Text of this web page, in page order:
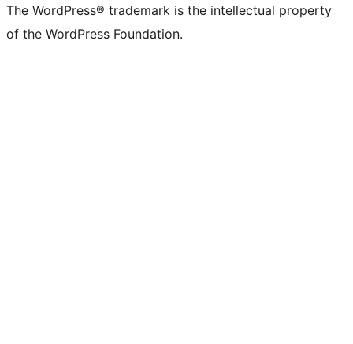
The WordPress® trademark is the intellectual property
of the WordPress Foundation.